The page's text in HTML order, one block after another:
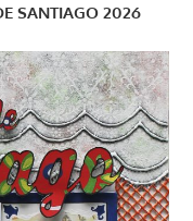
SANTIAGO 2026